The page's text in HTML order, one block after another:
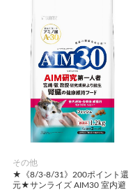
その他
★《8/3-8/31》200ポイント還
元★サンライズ AIM30 室内避